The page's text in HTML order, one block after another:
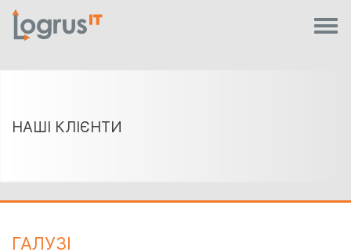
НАШІ КЛІЄНТИ
ГАЛУЗI